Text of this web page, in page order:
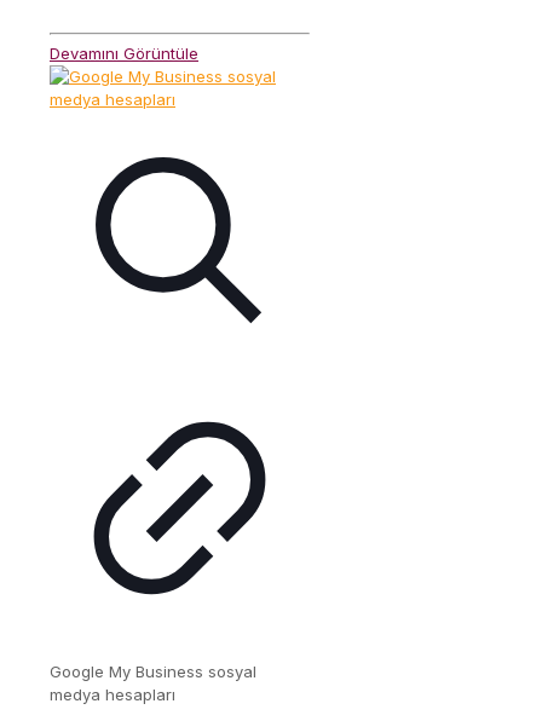
Devamını Görüntüle
Google My Business sosyal
medya hesapları